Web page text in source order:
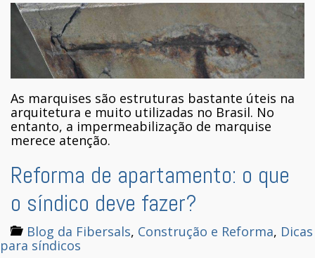
As marquises são estruturas bastante úteis na
arquitetura e muito utilizadas no Brasil. No
entanto, a impermeabilização de marquise
merece atenção.
Reforma de apartamento: o que
o síndico deve fazer?
Blog da Fibersals, Construção e Reforma, Dicas
para síndicos